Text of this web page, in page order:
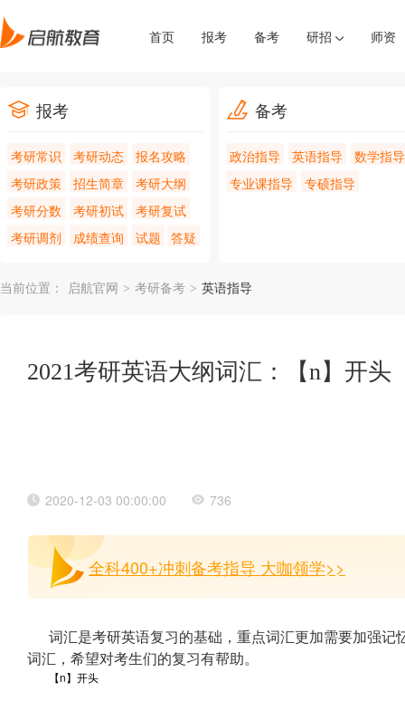
首页 报考 备考 研招 师资
报考
考研常识 考研动态
报名攻略
考研政策
招生简章
考研大纲
考研分数
考研初试
考研复试
考研调剂
成绩查询 试题 答疑
备考
政治指导 英语指导
数学指导
专业课指导
专硕指导
当前位置： 启航官网 > 考研备考 > 英语指导
2021考研英语大纲词汇：【n】开头
2020-12-03 00:00:00 736
全科400+冲刺备考指导 大咖领学>>
词汇是考研英语复习的基础，重点词汇更加需要加强记
词汇，希望对考生们的复习有帮助。
【n】开头